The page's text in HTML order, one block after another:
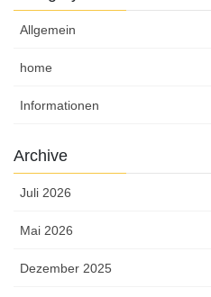
Allgemein
home
Informationen
Archive
Juli 2026
Mai 2026
Dezember 2025